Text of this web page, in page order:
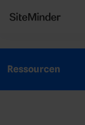
Ressourcen